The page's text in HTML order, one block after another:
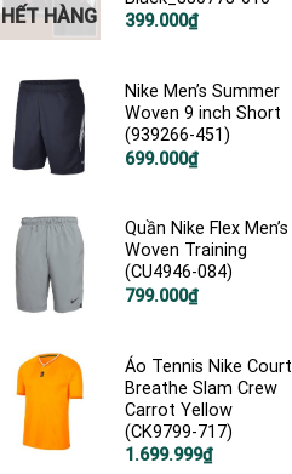
HẾT HÀNG
Giá
399.000₫
Giá
399.000₫.
Nike Men’s Summer
Woven 9 inch Short
(939266-451)
Giá
699.000₫
Giá
699.000₫.
Quần Nike Flex Men’s
Woven Training
(CU4946-084)
Giá
799.000₫
Giá
799.000₫.
Áo Tennis Nike Court
Breathe Slam Crew
Carrot Yellow
(CK9799-717)
Giá
1.699.999₫
Giá